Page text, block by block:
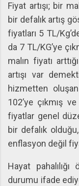
Fiyat artışı; bir
bir defalık artış
fiyatları 5 TL/
da 7 TL/KG’ye
malın fiyatı
artışı var
hizmetten
102’ye çıkmış
fiyatlar genel
bir defalık
enflasyon değil
Hayat
durumu ifade